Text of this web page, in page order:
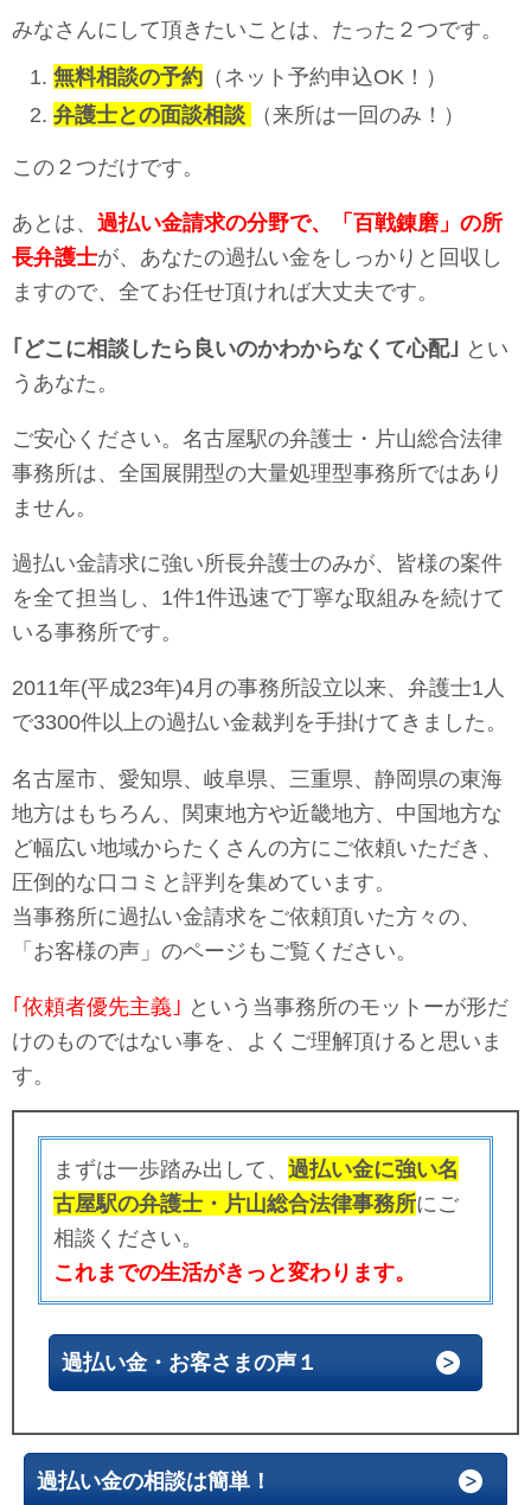
みなさんにして頂きたいことは、たった２つです。
無料相談の予約 （ネット予約申込OK！）
弁護士との面談相談
（来所は一回のみ！）
この２つだけです。
あとは、 過払い金請求の分野で、「百戦錬磨」の所
長弁護士が、あなたの過払い金をしっかりと回収し
ますので、全てお任せ頂ければ大丈夫です。
｢どこに相談したら良いのかわからなくて心配｣ とい
うあなた。
ご安心ください。名古屋駅の弁護士・片山総合法律
事務所は、全国展開型の大量処理型事務所ではあり
ません。
過払い金請求に強い所長弁護士のみが、皆様の案件
を全て担当し、1件1件迅速で丁寧な取組みを続けて
いる事務所です。
2011年(平成23年)4月の事務所設立以来、弁護士1人
で3300件以上の過払い金裁判を手掛けてきました。
名古屋市、愛知県、岐阜県、三重県、静岡県の東海
地方はもちろん、関東地方や近畿地方、中国地方な
ど幅広い地域からたくさんの方にご依頼いただき、
圧倒的な口コミと評判を集めています。
当事務所に過払い金請求をご依頼頂いた方々の、
「お客様の声」のページもご覧ください。
｢依頼者優先主義｣ という当事務所のモットーが形だ
けのものではない事を、よくご理解頂けると思いま
す。
まずは一歩踏み出して、 過払い金に強い名
古屋駅の弁護士・片山総合法律事務所にご
相談ください。
これまでの生活がきっと変わります。
過払い金・お客さまの声１
過払い金の相談は簡単！